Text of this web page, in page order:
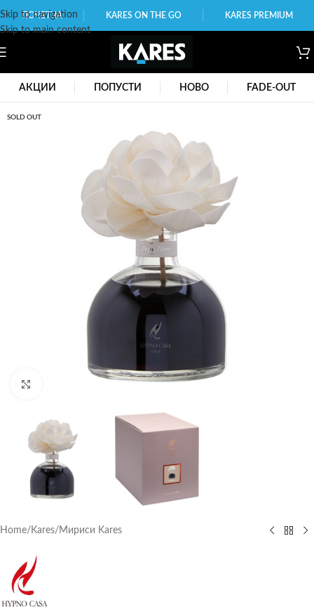
Skip to navigation
Skip to main content
ПОЧЕТНА KARES ON THE GO KARES PREMIUM
АКЦИИ ПОПУСТИ НОВО FADE-OUT
SOLD OUT
Home/ Kares/ Мириси Kares